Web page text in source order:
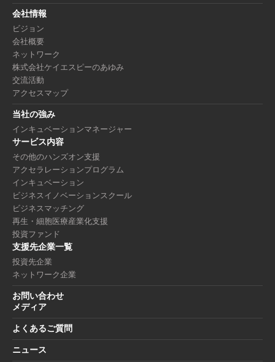
会社情報
ビジョン
会社概要
ネットワーク
株式会社ケイエスピーのあゆみ
交流活動
アクセスマップ
当社の強み
インキュベーションマネージャー
サービス内容
その他のハンズオン支援
アクセラレーションプログラム
インキュベーション
ビジネスイノベーションスクール
ビジネスマッチング
再生・細胞医療産業化支援
投資ファンド
支援先企業一覧
投資先企業
ネットワーク企業
お問い合わせ
メディア
よくあるご質問
ニュース